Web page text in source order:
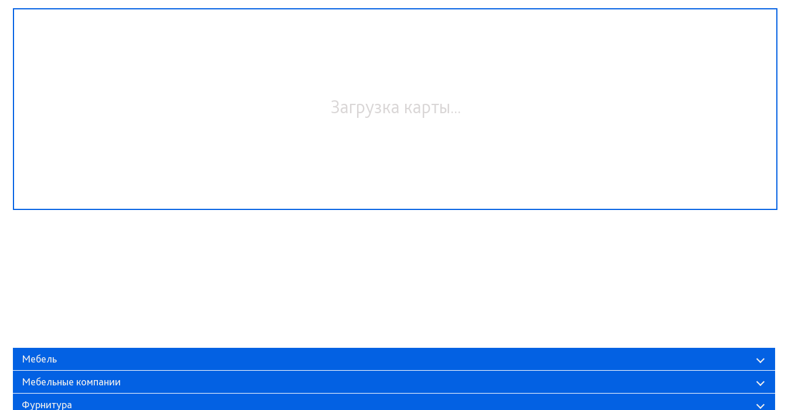
Загрузка карты...
Мебель
Мебельные компании
Фурнитура